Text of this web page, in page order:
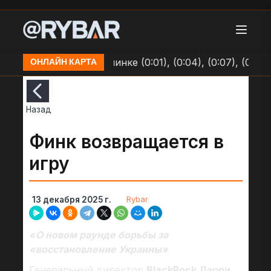
ОНЛАЙН КАРТА
ВСУ в Долинке (0:01), (0:04), (0:07), (0:09)
Назад
Финк возвращается в
игру
13 декабря 2025 г. Rybar
«О новом раунде борьбы за
«восстановление Украины»